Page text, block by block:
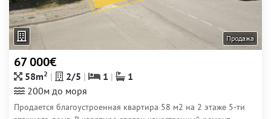
Продажа
67 000€
58m2 2/5 1
1
200м до моря
Продается благоустроенная квартира 58 м2 на 2 этаже 5-ти